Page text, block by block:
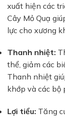
xuất hiện các
Cây Mỏ Quạ
lực cho xương
Thanh nhiệt:
thể, giảm các
Thanh nhiệt
khớp và các bộ
Lợi tiểu: Tăng